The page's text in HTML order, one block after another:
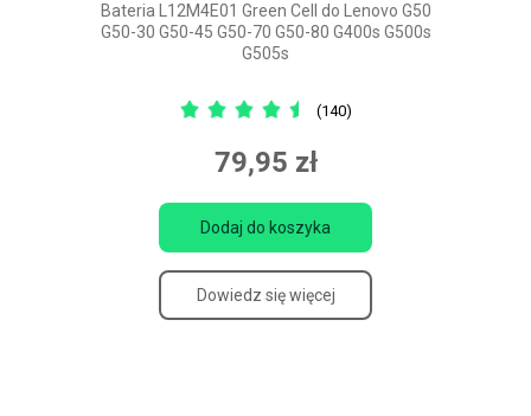
Bateria L12M4E01 Green Cell do Lenovo G50
G50-30 G50-45 G50-70 G50-80 G400s G500s
G505s
(140)
79,95 zł
Dodaj do koszyka
Dowiedz się więcej